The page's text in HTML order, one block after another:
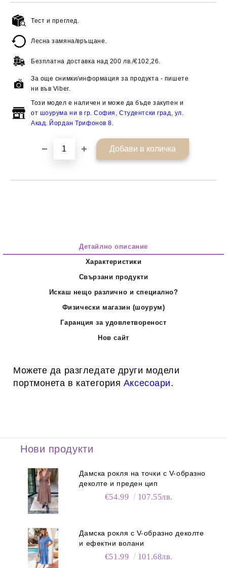
Тест и преглед.
Лесна замяна/връщане.
Безплатна доставка над 200 лв./€102,26.
За още снимки/информация за продукта - пишете
ни във Viber.
Този модел е наличен и може да бъде закупен и
от шоурума ни в гр. София, Студентски град, ул.
Акад. Йордан Трифонов 8.
Детайлно описание
Характеристики
Свързани продукти
Искаш нещо различно и специално?
Физически магазин (шоурум)
Гаранция за удовлетвореност
Нов сайт
Можете да разгледате други модели
портмонета в категория Аксесоари.
Нови продукти
Дамска рокля на точки с V-образно
деколте и преден цип
€54.99 107.55лв.
Дамска рокля с V-образно деколте
и ефектни волани
€51.99 101.68лв.